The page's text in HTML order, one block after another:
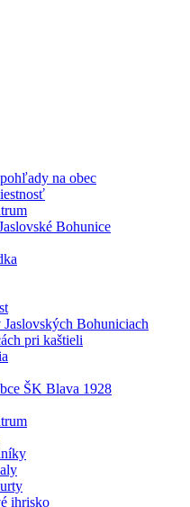
na obec
Bohunice
Jaslovských Bohuniciach
pri kaštieli
ŠK Blava 1928
ihrisko